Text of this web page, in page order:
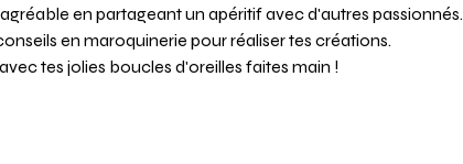
en partageant un apéritif avec d'autres passionnés.
en maroquinerie pour réaliser tes créations.
tes jolies boucles d'oreilles faites main !